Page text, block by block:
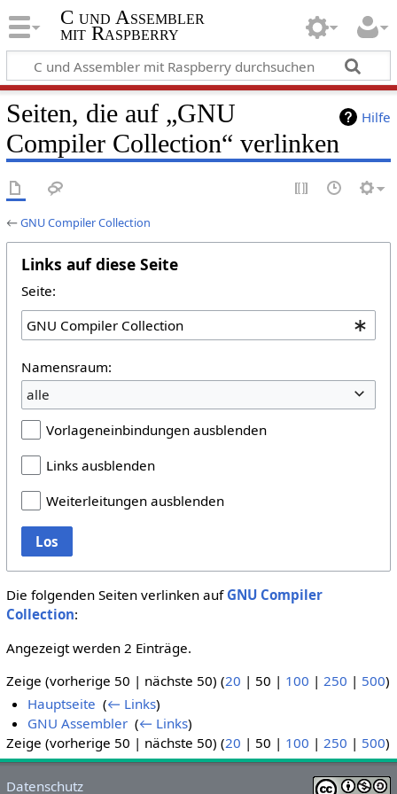
C und Assembler
mit Raspberry
Hilfe
Seiten, die auf „GNU
Compiler Collection“ verlinken
←GNU Compiler Collection
Links auf diese Seite
Seite:
Namensraum:
alle
Vorlageneinbindungen ausblenden
Links ausblenden
Weiterleitungen ausblenden
Los
Die folgenden Seiten verlinken auf GNU Compiler
Collection:
Angezeigt werden 2 Einträge.
Zeige (vorherige 50 | nächste 50) (20 | 50 | 100 | 250 | 500)
Hauptseite ‎(← Links)
GNU Assembler ‎(← Links)
Zeige (vorherige 50 | nächste 50) (20 | 50 | 100 | 250 | 500)
Datenschutz